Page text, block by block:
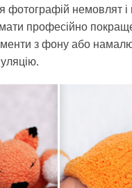
фотографій немовлят
професійно
з фону або